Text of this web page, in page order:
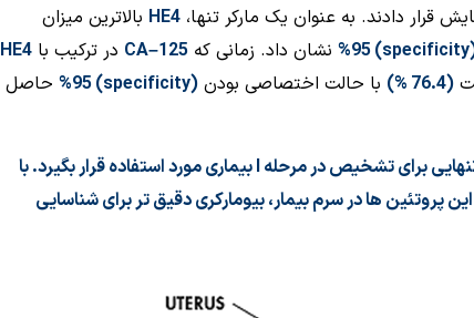
قرار دادند. به عنوان یک مارکر تنها، HE4 بالاترین میزان
specificity
) 95% نشان داد. زمانی که CA–125 در ترکیب با HE4
(76.4 %) با حالت اختصاصی بودن (
specificity
) 95%
حاصل
برای تشخیص در مرحلهIبیماری مورد استفاده قرار بگیرد. با
پروتئین ها در سرم بیمار، بیومارکری دقیق تر برای شناسایی